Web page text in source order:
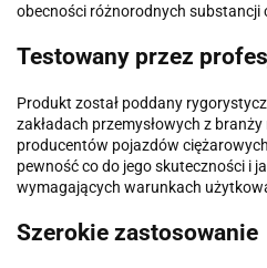
obecności różnorodnych substancji
Testowany przez
Produkt został poddany
zakładach przemysłowych z
producentów pojazdów
pewność co do jego skuteczności i
wymagających warunkach
Szerokie zastosowanie